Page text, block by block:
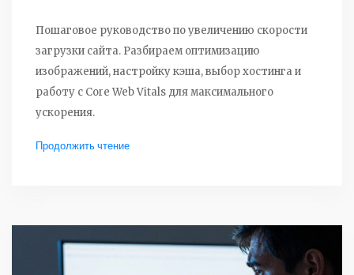
Пошаговое руководство по увеличению скорости
загрузки сайта. Разбираем оптимизацию
изображений, настройку кэша, выбор хостинга и
работу с Core Web Vitals для максимального
ускорения.
Продолжить чтение